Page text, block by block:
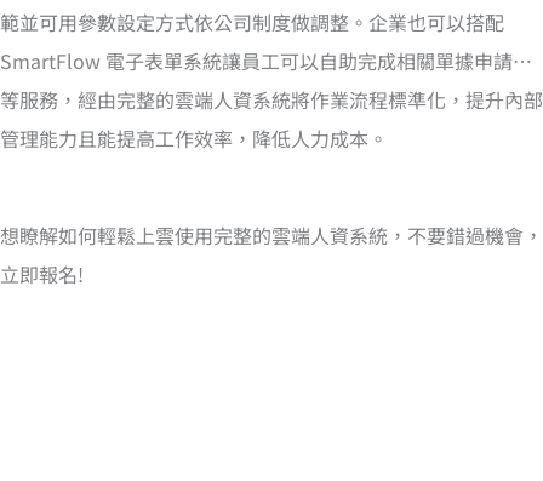
範並可用參數設定方式依公司制度做調整。企業也可以搭配
SmartFlow 電子表單系統讓員工可以自助完成相關單據申請…
等服務，經由完整的雲端人資系統將作業流程標準化，提升內部
管理能力且能提高工作效率，降低人力成本。
想瞭解如何輕鬆上雲使用完整的雲端人資系統，不要錯過機會，
立即報名!